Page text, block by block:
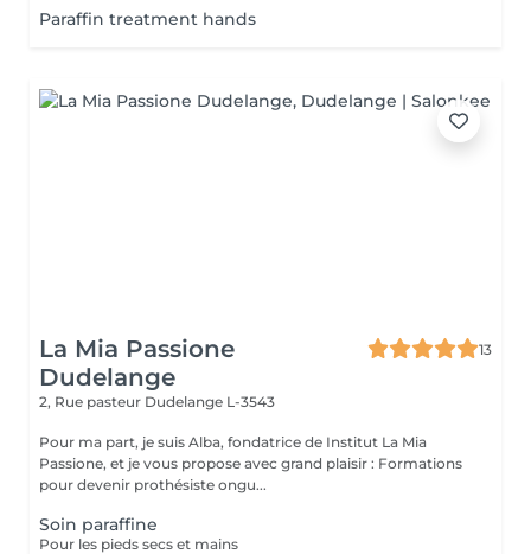
Paraffin treatment hands
La Mia Passione
Dudelange
13
2, Rue pasteur Dudelange L-3543
Pour ma part, je suis Alba, fondatrice de Institut La Mia
Passione, et je vous propose avec grand plaisir : Formations
pour devenir prothésiste ongu...
Soin paraffine
Pour les pieds secs et mains